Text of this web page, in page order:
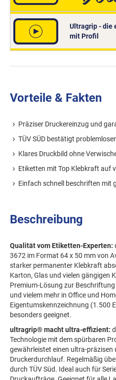
Ultragrip - die
mit Profil
Vorteile & Fakten
Präziser Druckereinzug und
TÜV SÜD bestätigt
Klares Druckbild ohne
Etiketten mit Top Klebkraft auf
Einfach schnell beschriften mit
Beschreibung
Qualität vom Etiketten-Experten:
3672 im Format 64 x 50 mm von
starker permanenter Klebkraft
Karton, Glas und vielen gängigen
Premium-Lösung zur
und vielem mehr in Office und
Eigentumskennzeichnung (1.500
besonders geeignet.
ultragrip® macht ultra-effizient:
Technologie mit dem spürbaren
gewährleistet einen ultra-
Druckerdurchlauf. Regelmäßig
durch TÜV Süd. Ideal auch für